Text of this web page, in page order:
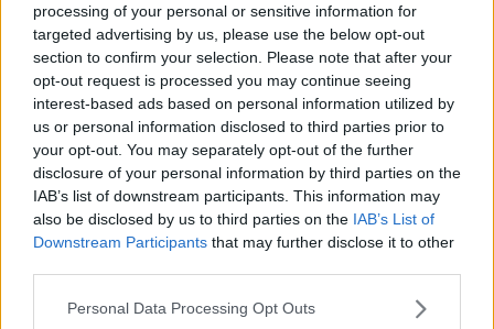
processing of your personal or sensitive information for
targeted advertising by us, please use the below opt-out
section to confirm your selection. Please note that after your
opt-out request is processed you may continue seeing
interest-based ads based on personal information utilized by
us or personal information disclosed to third parties prior to
your opt-out. You may separately opt-out of the further
disclosure of your personal information by third parties on the
IAB’s list of downstream participants. This information may
also be disclosed by us to third parties on the IAB’s List of
Downstream Participants that may further disclose it to other
Personal Data Processing Opt Outs
I lavori più richiesti
Operai Addetti Ai Servizi di Igiene e Pulizia24
Elettricisti Ed Installatori di Impianti Elettrici Nelle
Costruzioni Civili20
Camerieri di Albergo11
Addetti Alla Gestione Dei Magazzini e Professioni
Assimilate9
Orario Lavoro
Part Time135
Lavoro a Turni76